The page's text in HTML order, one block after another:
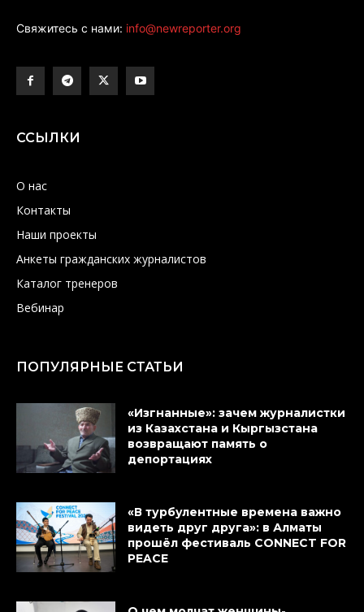
Свяжитесь с нами: info@newreporter.org
ССЫЛКИ
О нас
Контакты
Наши проекты
Анкеты гражданских журналистов
Каталог тренеров
Вебинар
ПОПУЛЯРНЫЕ СТАТЬИ
«Изгнанные»: зачем журналистки
из Казахстана и Кыргызстана
возвращают память о
депортациях
«В турбулентные времена важно
видеть друг друга»: в Алматы
прошёл фестиваль CONNECT FOR
PEACE